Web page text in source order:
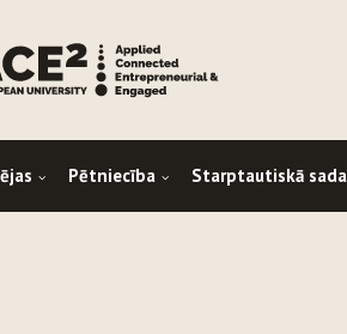
Pētniecība Starptautiskā